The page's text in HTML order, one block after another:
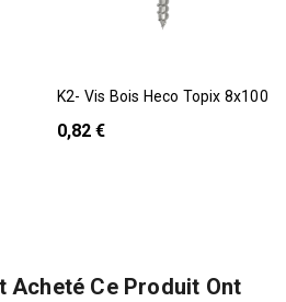
K2- Vis Bois Heco Topix 8x100
0,82 €
Acheté Ce Produit Ont